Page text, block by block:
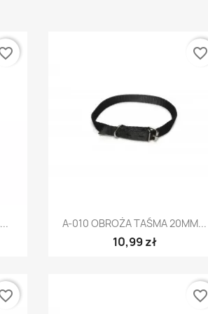
Szybki podgląd
A-010 OBROŻA TAŚMA 20MM...
10,99 zł
favorite_border
favorite_border